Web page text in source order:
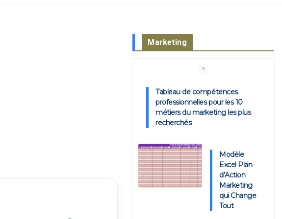
Marketing
Tableau de compétences
professionnelles pour les 10
métiers du marketing les plus
recherchés
Modèle
Excel Plan
d’Action
Marketing
qui Change
Tout